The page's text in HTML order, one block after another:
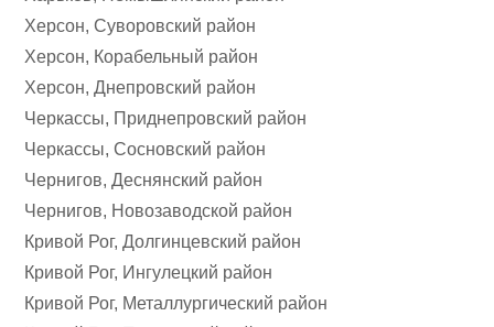
Херсон, Суворовский район
Херсон, Корабельный район
Херсон, Днепровский район
Черкассы, Приднепровский район
Черкассы, Сосновский район
Чернигов, Деснянский район
Чернигов, Новозаводской район
Кривой Рог, Долгинцевский район
Кривой Рог, Ингулецкий район
Кривой Рог, Металлургический район